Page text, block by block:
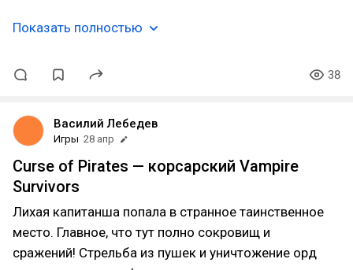
Показать полностью
38
Василий Лебедев
Игры 28 апр
Curse of Pirates — корсарский Vampire
Survivors
Лихая капитанша попала в странное таинственное
место. Главное, что тут полно сокровищ и
сражений! Стрельба из пушек и уничтожение орд